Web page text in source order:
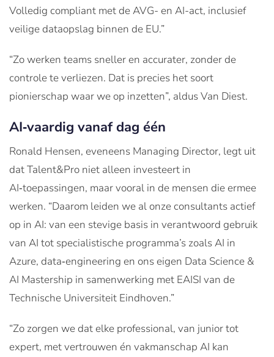
Volledig compliant met de AVG- en AI-act, inclusief
veilige dataopslag binnen de EU.”
“Zo werken teams sneller en accurater, zonder de
controle te verliezen. Dat is precies het soort
pionierschap waar we op inzetten”, aldus Van Diest.
AI‑vaardig vanaf dag één
Ronald Hensen, eveneens Managing Director, legt uit
dat Talent&Pro niet alleen investeert in
AI‑toepassingen, maar vooral in de mensen die ermee
werken. “Daarom leiden we al onze consultants actief
op in AI: van een stevige basis in verantwoord gebruik
van AI tot specialistische programma’s zoals AI in
Azure, data‑engineering en ons eigen Data Science &
AI Mastership in samenwerking met EAISI van de
Technische Universiteit Eindhoven.”
“Zo zorgen we dat elke professional, van junior tot
expert, met vertrouwen én vakmanschap AI kan